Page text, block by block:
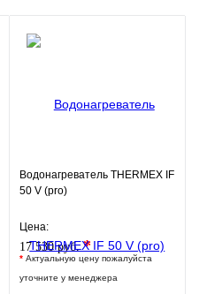
Водонагреватель THERMEX IF
50 V (pro)
Цена:
17 530 руб.*
* Актуальную цену пожалуйста
уточните у менеджера